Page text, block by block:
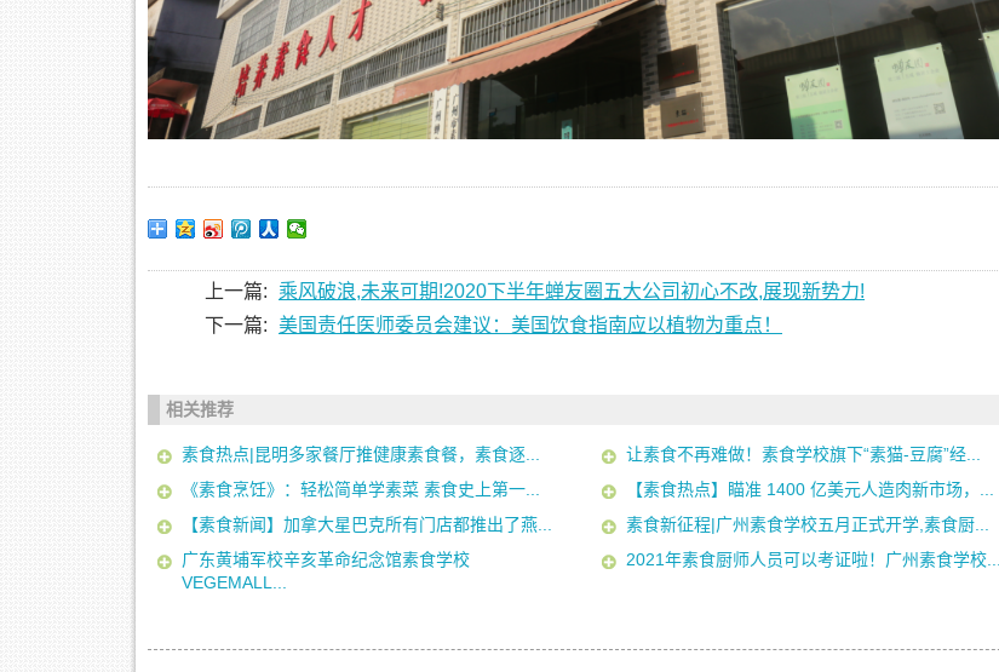
上一篇:
乘风破浪,未来可期!2020下半年蝉友圈五大公司初心不改,展现新势力!
下一篇: 美国责任医师委员会建议：美国饮食指南应以植物为重点！
相关推荐
素食热点|昆明多家餐厅推健康素食餐，素食逐...
让素食不再难做！素食学校旗下“素猫-豆腐”经...
《素食烹饪》：轻松简单学素菜 素食史上第一...
【素食热点】瞄准 1400 亿美元人造肉新市场，...
【素食新闻】加拿大星巴克所有门店都推出了燕...
素食新征程|广州素食学校五月正式开学,素食厨...
广东黄埔军校辛亥革命纪念馆素食学校
VEGEMALL...
2021年素食厨师人员可以考证啦！广州素食学校...